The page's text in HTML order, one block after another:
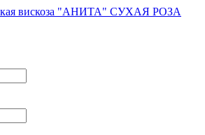
вискоза "АНИТА" СУХАЯ РОЗА